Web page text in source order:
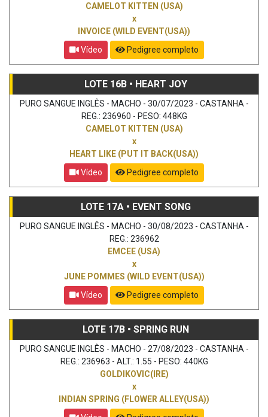
CAMELOT KITTEN (USA)
x
INVOICE (WILD EVENT(USA))
Vídeo
Pedigree completo
LOTE 16B • HEART JOY
PURO SANGUE INGLÊS - MACHO - 30/07/2023 - CASTANHA -
REG.: 236960 - PESO: 448KG
CAMELOT KITTEN (USA)
x
HEART LIKE (PUT IT BACK(USA))
Vídeo
Pedigree completo
LOTE 17A • EVENT SONG
PURO SANGUE INGLÊS - MACHO - 30/08/2023 - CASTANHA -
REG.: 236962
EMCEE (USA)
x
JUNE POMMES (WILD EVENT(USA))
Vídeo
Pedigree completo
LOTE 17B • SPRING RUN
PURO SANGUE INGLÊS - MACHO - 27/08/2023 - CASTANHA -
REG.: 236963 - ALT.: 1.55 - PESO: 440KG
GOLDIKOVIC(IRE)
x
INDIAN SPRING (FLOWER ALLEY(USA))